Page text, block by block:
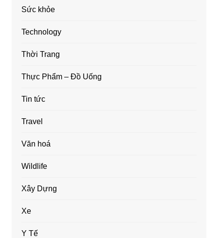
Sức khỏe
Technology
Thời Trang
Thực Phẩm – Đồ Uống
Tin tức
Travel
Văn hoá
Wildlife
Xây Dựng
Xe
Y Tế